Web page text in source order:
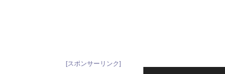
[スポンサーリンク]